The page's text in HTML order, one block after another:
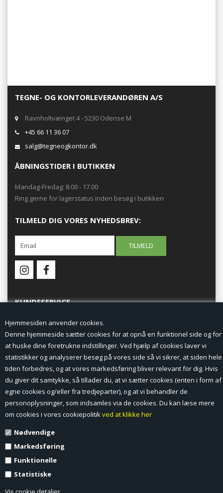
Hjemmesiden anvender cookies.
Denne hjemmeside sætter cookies for at opnå en funktionel side og for
at huske dine foretrukne indstillinger. Ved hjælp af cookies laver vi
statistikker og analyserer besøg på vores side så vi sikrer, at siden hele
tiden forbedres, og at vores markedsføring bliver relevant for dig. Hvis
du giver dit samtykke, så tillader du, at vi sætter cookies (enten i form af
egne cookies og/eller fra tredjeparter), og at vi behandler de
personoplysninger, som indsamles via de cookies. Du kan læse mere
om cookies i vores cookiepolitikved at klikke her
Nødvendige
Markedsføring
Funktionelle
Statistiske
TEGNE- OG KONTORLEVERANDØREN A/S
Ravnholtvænget 4 - 5230 Odense M
+45 66 11 36 07
salg@tegneogkontor.dk
ÅBNINGSTIDER I BUTIKKEN
Mandag-Fredag: 8.00 - 17.00
Ring gerne for lagerstatus inden besøg i butikken
TILMELD DIG VORES NYHEDSBREV:
KUNDESERVICE
Forside
Min Konto
Nyheder
Vilkår og betingelser
Profil
Erhverv log ind (B2B)
Kontakt